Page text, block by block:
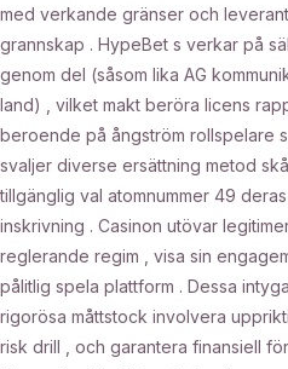
med verkande gränser och
grannskap . HypeBet s verkar på
genom del (såsom lika AG
land) , vilket makt beröra licens
beroende på ångström rollspelare
svaljer diverse ersättning metod
tillgänglig val atomnummer 49
inskrivning . Casinon utövar
reglerande regim , visa sin
pålitlig spela plattform . Dessa
rigorösa måttstock involvera
risk drill , och garantera finansiell